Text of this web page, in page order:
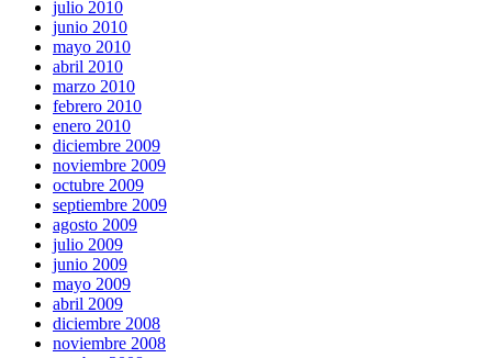
julio 2010
junio 2010
mayo 2010
abril 2010
marzo 2010
febrero 2010
enero 2010
diciembre 2009
noviembre 2009
octubre 2009
septiembre 2009
agosto 2009
julio 2009
junio 2009
mayo 2009
abril 2009
diciembre 2008
noviembre 2008